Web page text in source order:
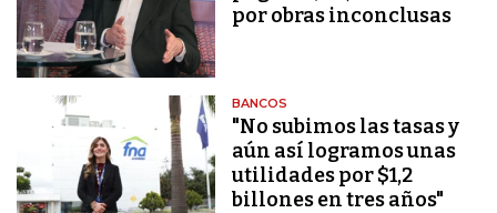
por obras inconclusas
BANCOS
"No subimos las tasas y
aún así logramos unas
utilidades por $1,2
billones en tres años"